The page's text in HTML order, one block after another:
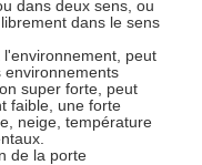
dans deux sens, ou
dans le sens
peut
environnements
super forte, peut
faible, une forte
neige, température
de la porte